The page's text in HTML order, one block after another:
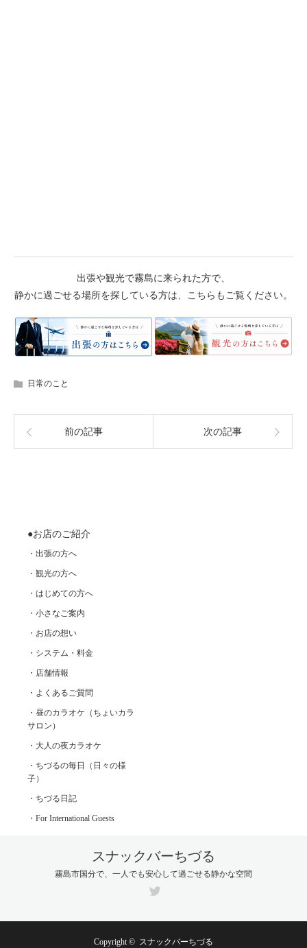
出張や観光で霧島に来られた方で、
静かに過ごせる場所を探している方は、こちらもご覧ください。
日常のこと
前の記事 次の記事
●お店のご紹介
・出張の方へ
・観光の方へ
・はじめての方へ
・小さなご案内
・お店の想い
・システム・料金
・店舗情報
・よくあるご質問
・昼のカラオケ（ちょいカラ
サロン）
・大人の夜カラオケ
・ちづるの毎日（日々の様
子）
・ちづる日記
・For International Guests
スナックバーちづる
霧島市国分で、一人でも安心して過ごせる静かな空間
Copyright © スナックバーちづる